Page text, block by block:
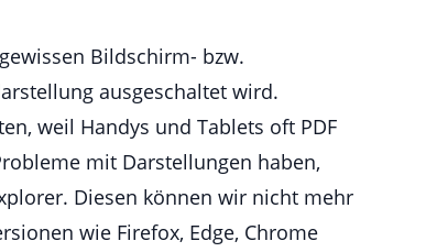
Bildschirm- bzw.
ausgeschaltet wird.
weil Handys und Tablets oft PDF
mit Darstellungen haben,
Diesen können wir nicht mehr
wie Firefox, Edge, Chrome